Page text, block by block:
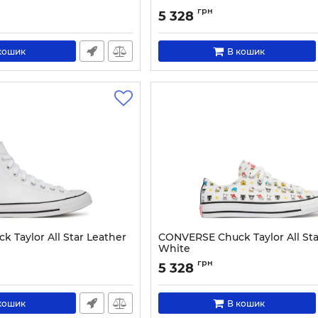
40 Артикул: 0000306041462-36
5 328 грн
В кошик
Taylor All Star Leather
43
CONVERSE Chuck Taylor All
White
Артикул: 0000306041219-36
5 328 грн
В кошик